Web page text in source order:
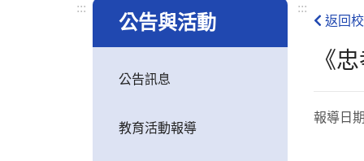
:::
公告與活動
公告訊息
教育活動報導
:::
返回
《
報導日